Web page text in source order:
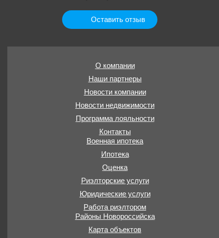
Оставить отзыв
О компании
Наши партнеры
Новости компании
Новости недвижимости
Программа лояльности
Контакты
Военная ипотека
Ипотека
Оценка
Риэлторские услуги
Юридические услуги
Работа риэлтором
Районы Новороссийска
Карта объектов